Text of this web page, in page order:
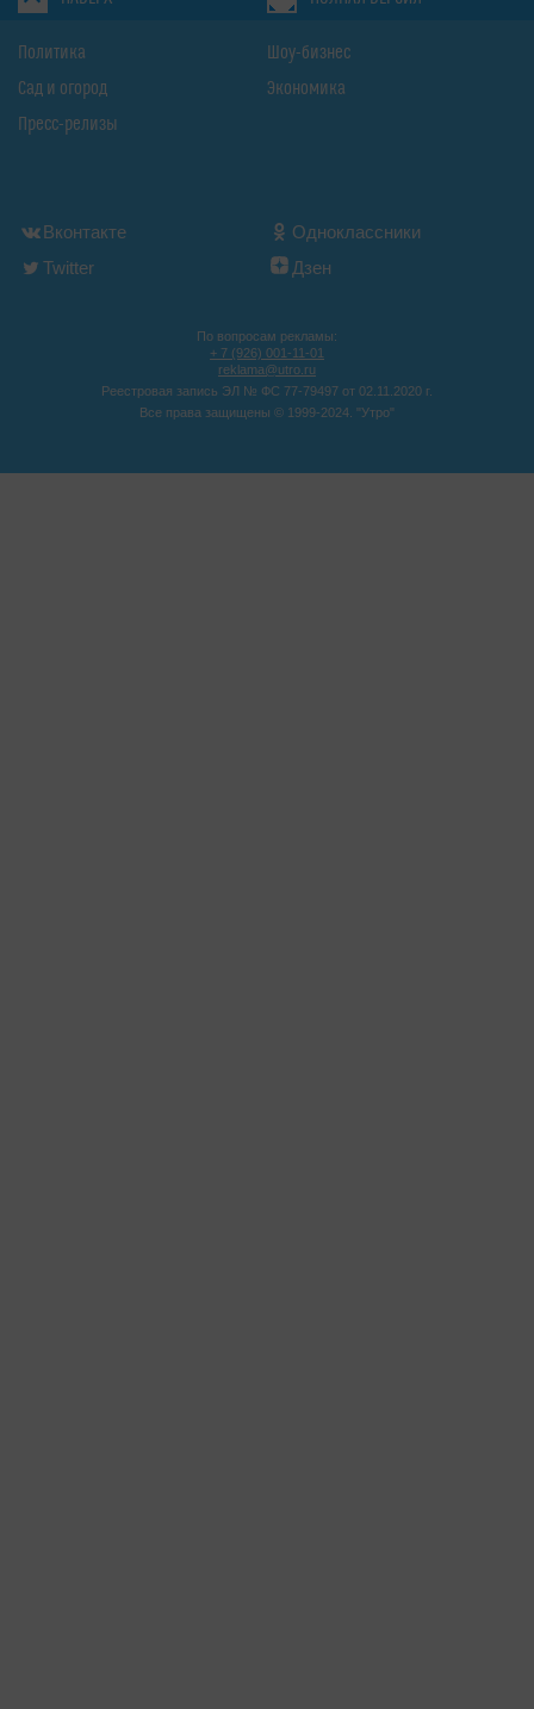
Политика
Сад и огород
Пресс-релизы
Шоу-бизнес
Экономика
Вконтакте
Одноклассники
Twitter
Дзен
По вопросам рекламы:
+ 7 (926) 001-11-01
reklama@utro.ru
Реестровая запись ЭЛ № ФС 77-79497 от 02.11.2020 г.
Все права защищены © 1999-2024. "Утро"